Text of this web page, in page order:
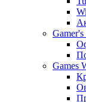
Gamer's
Games